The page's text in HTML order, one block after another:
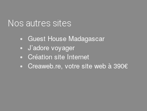
Nos autres sites
Guest House Madagascar
J’adore voyager
Création site Internet
Creaweb.re, votre site web à 390€